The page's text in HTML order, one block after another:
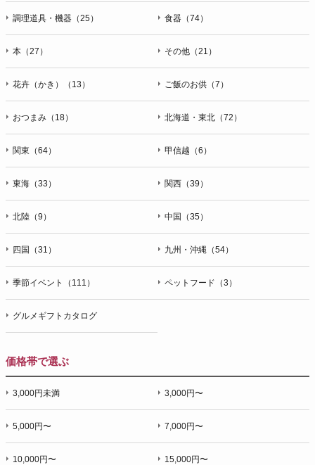
調理道具・機器（25） 食器（74）
本（27） その他（21）
花卉（かき）（13） ご飯のお供（7）
おつまみ（18） 北海道・東北（72）
関東（64） 甲信越（6）
東海（33） 関西（39）
北陸（9） 中国（35）
四国（31） 九州・沖縄（54）
季節イベント（111） ペットフード（3）
グルメギフトカタログ
価格帯で選ぶ
3,000円未満 3,000円〜
5,000円〜 7,000円〜
10,000円〜 15,000円〜